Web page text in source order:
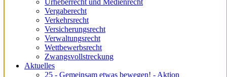
Urheberrecht und Medienrecht
Vergaberecht
Verkehrsrecht
Versicherungsrecht
Verwaltungsrecht
Wettbewerbsrecht
Zwangsvollstreckung
Aktuelles
25 - Gemeinsam etwas bewegen! - Aktion